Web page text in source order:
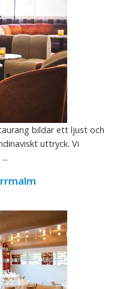
bildar ett ljust och
uttryck. Vi